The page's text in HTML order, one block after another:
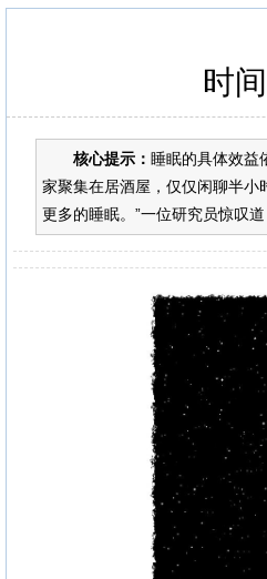
时
核心提示： 睡眠的具体效益
家聚集在居酒屋，仅仅闲聊半小
更多的睡眠。”一位研究员惊叹